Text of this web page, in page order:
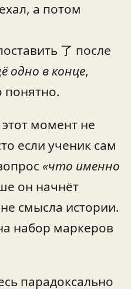
а потом
了 после
одно в конце,
понятно.
момент не
если ученик сам
«что именно
он начнёт
смысла истории.
набор маркеров
парадоксально